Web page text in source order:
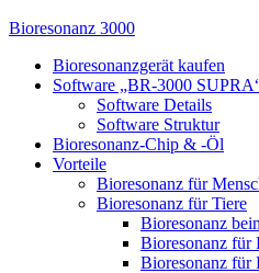
Bioresonanz 3000
Bioresonanzgerät kaufen
Software „BR-3000
Software Details
Software Struktur
Bioresonanz-Chip & -Öl
Vorteile
Bioresonanz für
Bioresonanz für Tiere
Bioresonanz
Bioresonanz für
Bioresonanz für